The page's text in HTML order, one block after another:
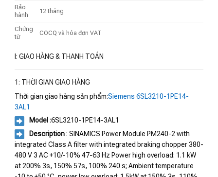
Bảo
hành
12 tháng
Chứng
từ
COCQ và hóa đơn VAT
I: GIAO HÀNG & THANH TOÁN
1: THỜI GIAN GIAO HÀNG
Thời gian giao hàng sản phẩm:Siemens 6SL3210-1PE14-
3AL1
Model :6SL3210-1PE14-3AL1
Description: SINAMICS Power Module PM240-2 with
integrated Class A filter with integrated braking chopper 380-
480 V 3 AC +10/-10% 47-63 Hz Power high overload: 1.1 kW
at 200% 3s, 150% 57s, 100% 240 s; Ambient temperature